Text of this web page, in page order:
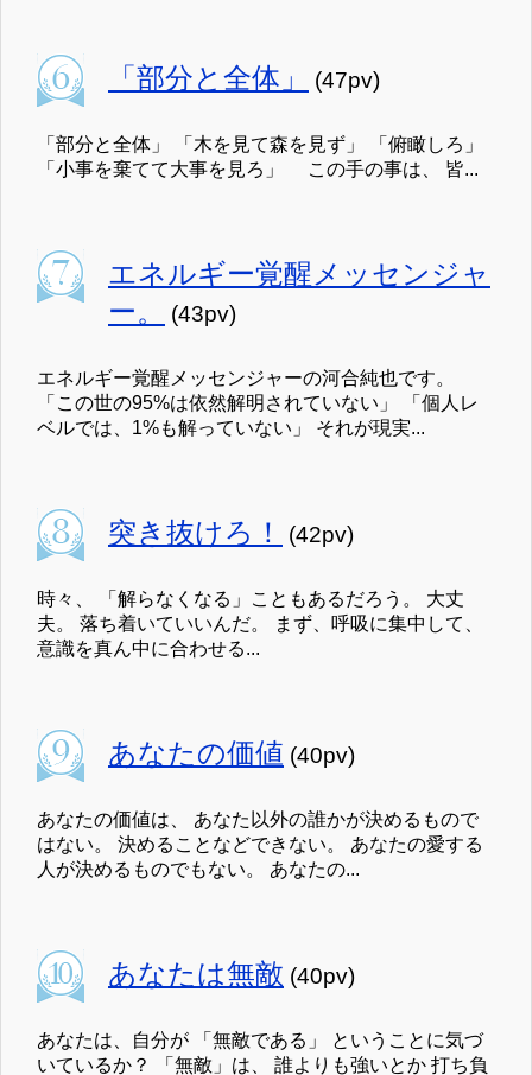
「部分と全体」 (47pv)
「部分と全体」 「木を見て森を見ず」 「俯瞰しろ」
「小事を棄てて大事を見ろ」 この手の事は、 皆...
エネルギー覚醒メッセンジャ
ー。
(43pv)
エネルギー覚醒メッセンジャーの河合純也です。
「この世の95%は依然解明されていない」 「個人レ
ベルでは、1%も解っていない」 それが現実...
突き抜けろ！ (42pv)
時々、 「解らなくなる」こともあるだろう。 大丈
夫。 落ち着いていいんだ。 まず、呼吸に集中して、
意識を真ん中に合わせる...
あなたの価値 (40pv)
あなたの価値は、 あなた以外の誰かが決めるもので
はない。 決めることなどできない。 あなたの愛する
人が決めるものでもない。 あなたの...
あなたは無敵 (40pv)
あなたは、自分が 「無敵である」 ということに気づ
いているか？ 「無敵」は、 誰よりも強いとか 打ち負